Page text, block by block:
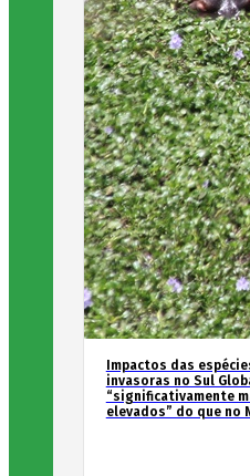
Impactos das
invasoras no Sul
“significativamente
elevados” do que no